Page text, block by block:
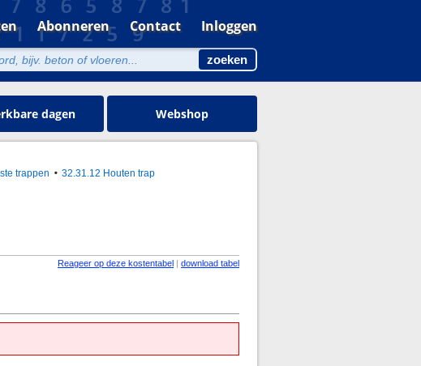
Abonneren Contact Inloggen
dagen Webshop
trappen 32.31.12 Houten trap
Reageer op deze kostentabel | download tabel